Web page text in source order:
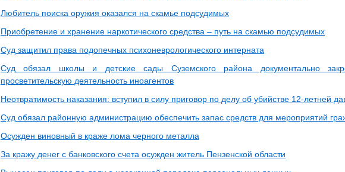
Любитель поиска оружия оказался на скамье подсудимых
Приобретение и хранение наркотического средства – путь на скамью подсудимых
Суд защитил права подопечных психоневрологического интерната
Суд обязал школы и детские сады Суземского района документально
просветительскую деятельность иноагентов
Неотвратимость наказания: вступил в силу приговор по делу об убийстве 12-летней
Суд обязал районную администрацию обеспечить запас средств для мероприятий
Осужден виновный в краже лома черного металла
За кражу денег с банковского счета осужден житель Пензенской области